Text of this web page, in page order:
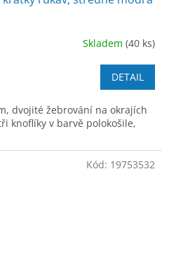
Skladem (40 ks)
DETAIL
dvojité žebrování na okrajích
knoflíky v barvě polokošile,
Kód: 19753532